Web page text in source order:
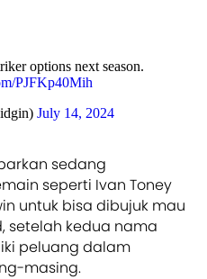
options next season.
PJFKp40Mih
July 14, 2024
sedang
seperti Ivan Toney
untuk bisa dibujuk mau
setelah kedua nama
peluang dalam
masing.